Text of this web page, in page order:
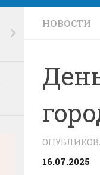
НОВОСТИ
16.07.2025